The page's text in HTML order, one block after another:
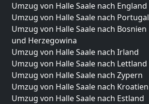
Umzug von Halle Saale nach England
Umzug von Halle Saale nach Portugal
Umzug von Halle Saale nach Bosnien
und Herzegowina
Umzug von Halle Saale nach Irland
Umzug von Halle Saale nach Lettland
Umzug von Halle Saale nach Zypern
Umzug von Halle Saale nach Kroatien
Umzug von Halle Saale nach Estland